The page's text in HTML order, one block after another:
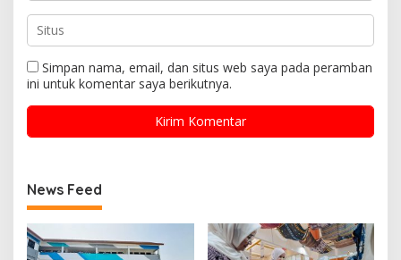
Simpan nama, email, dan situs web saya pada peramban
ini untuk komentar saya berikutnya.
News Feed